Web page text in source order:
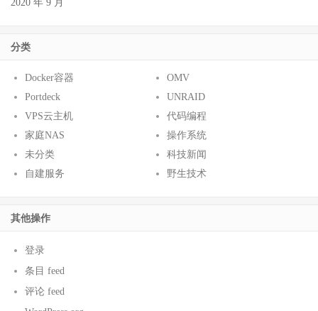
2020 年 9 月
分类
Docker容器
OMV
Portdeck
UNRAID
VPS云主机
代码编程
家庭NAS
操作系统
未分类
科技新闻
自建服务
野生技术
其他操作
登录
条目 feed
评论 feed